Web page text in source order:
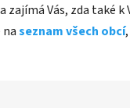
zajímá Vás, zda také k
seznam všech obcí